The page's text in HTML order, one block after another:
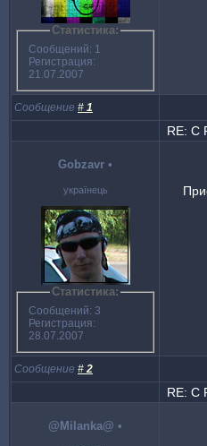
Статистика:
Сообщений: 1
Регистрация:
21.07.2007
Сообщение # 1
RE: С
Gоbzavr •
українець
Статистика:
Сообщений: 3
Регистрация:
28.07.2007
Сообщение # 2
RE: С
@Milanka@ •